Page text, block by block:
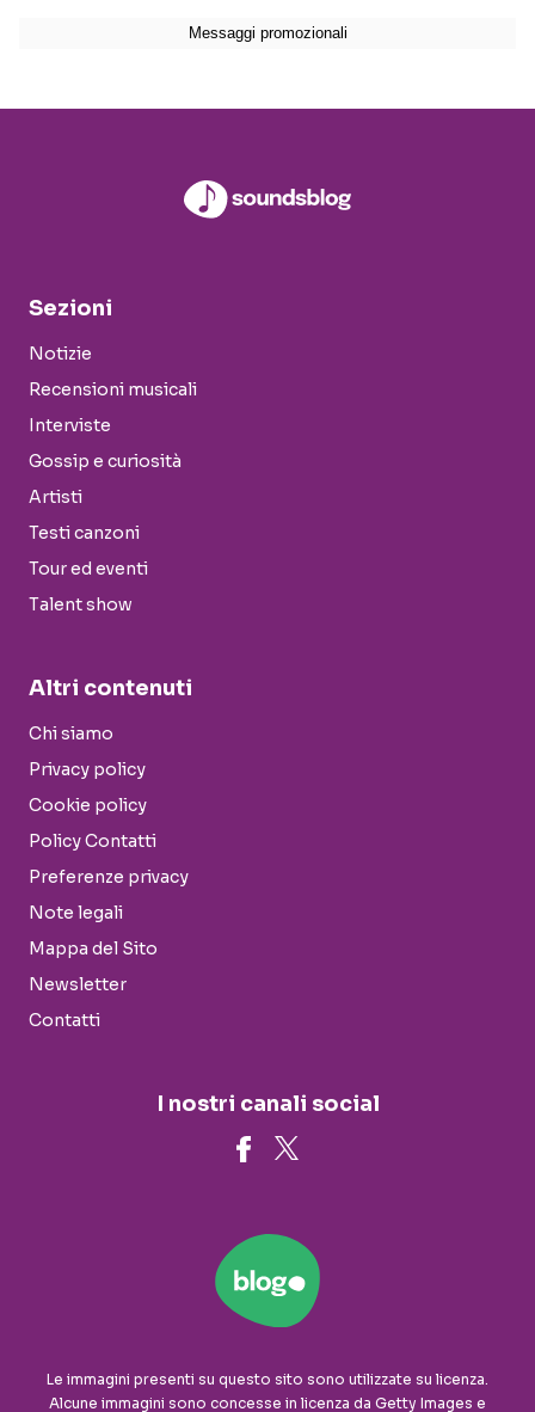
Sezioni
Notizie
Recensioni musicali
Interviste
Gossip e curiosità
Artisti
Testi canzoni
Tour ed eventi
Talent show
Altri contenuti
Chi siamo
Privacy policy
Cookie policy
Policy Contatti
Preferenze privacy
Note legali
Mappa del Sito
Newsletter
Contatti
I nostri canali social
Le immagini presenti su questo sito sono utilizzate su licenza.
Alcune immagini sono concesse in licenza da Getty Images e